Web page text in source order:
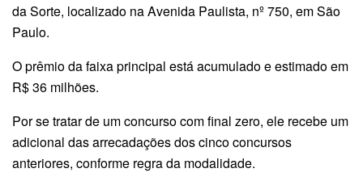
da Sorte, localizado na Avenida Paulista, nº 750, em São
Paulo.
O prêmio da faixa principal está acumulado e estimado em
R$ 36 milhões.
Por se tratar de um concurso com final zero, ele recebe um
adicional das arrecadações dos cinco concursos
anteriores, conforme regra da modalidade.